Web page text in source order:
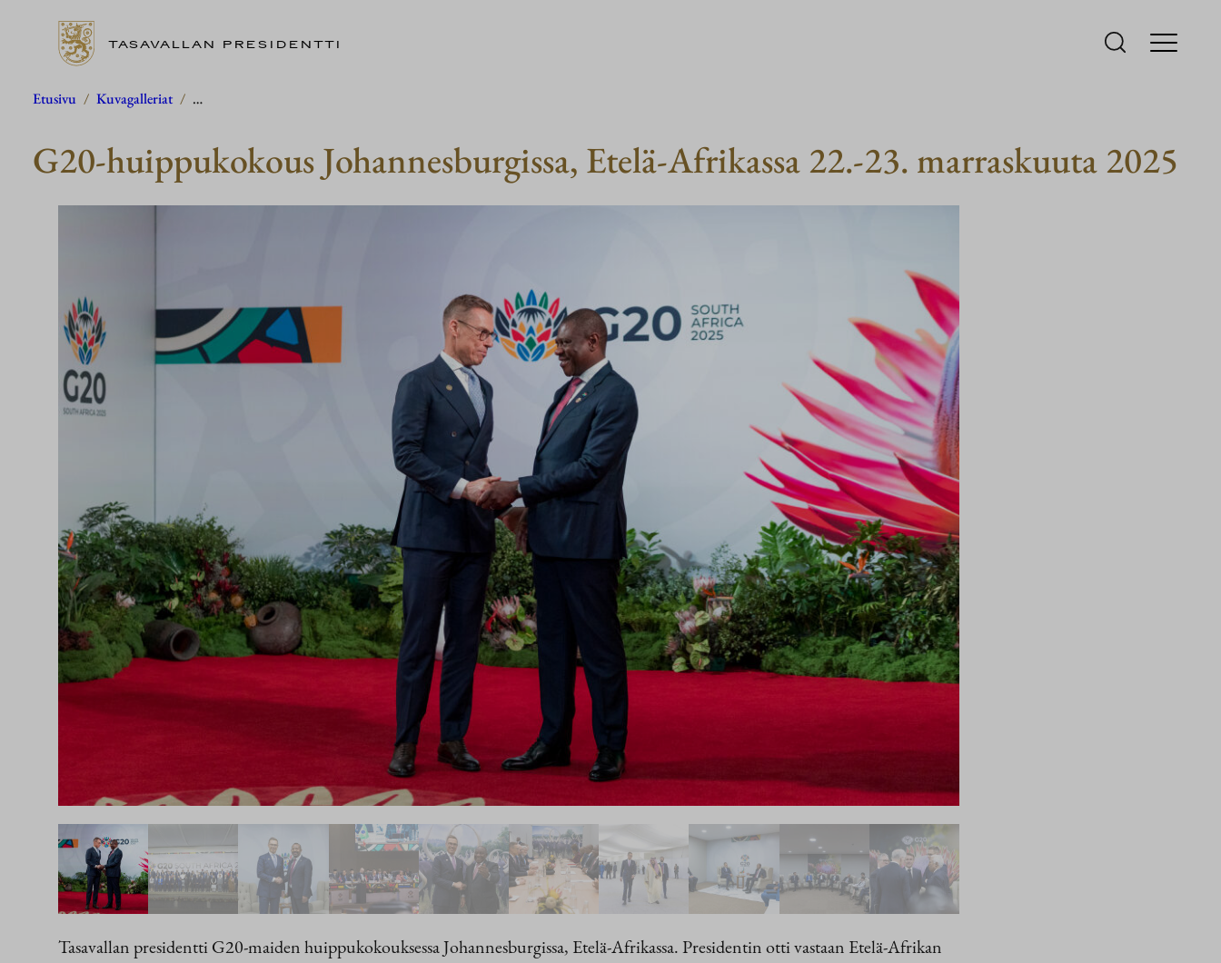
Siirry
TASAVALLAN PRESIDENTTI
Etusivu / Kuvagalleriat / …
G20-huippukokous Johannesburgissa, Etelä-Afrikassa 22.-23. marraskuuta 2025
Tasavallan presidentti G20-maiden huippukokouksessa Johannesburgissa, Etelä-Afrikassa. Presidentin otti vastaan Etelä-Afrikan